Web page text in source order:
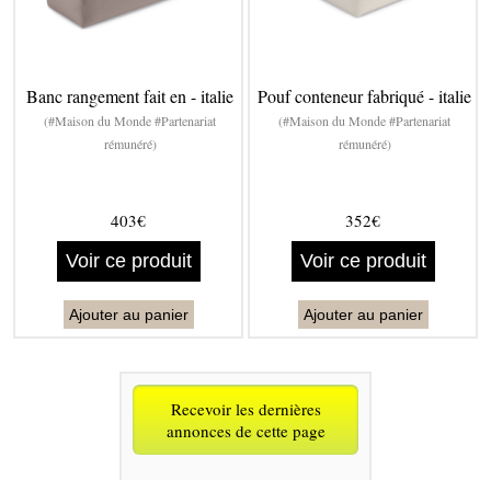
Banc rangement fait en - italie
(#Maison du Monde #Partenariat
rémunéré)
403€
Voir ce produit
Ajouter au panier
Pouf conteneur fabriqué - italie
(#Maison du Monde #Partenariat
rémunéré)
352€
Voir ce produit
Ajouter au panier
Recevoir les dernières
annonces de cette page